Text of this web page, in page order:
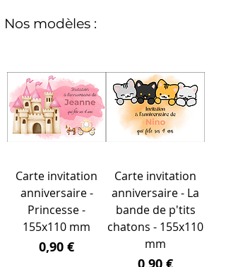
Nos modèles :
Carte invitation
anniversaire -
Princesse -
155x110 mm
Prix
0,90 €
Carte invitation
anniversaire - La
bande de p'tits
chatons - 155x110
mm
Prix